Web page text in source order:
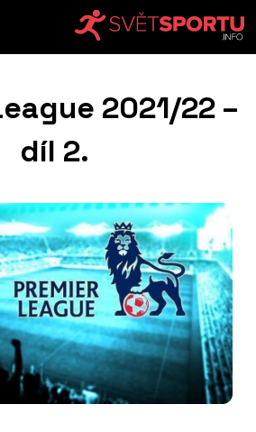
2021/22 –
díl 2.